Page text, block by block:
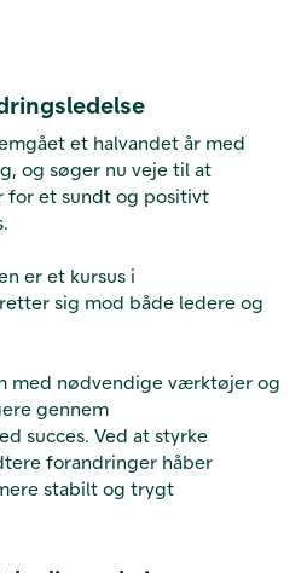
et halvandet år med
og søger nu veje til at
et sundt og positivt
er et kursus i
sig mod både ledere og
med nødvendige værktøjer og
gennem
succes. Ved at styrke
forandringer håber
stabilt og trygt